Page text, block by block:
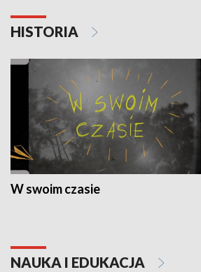
HISTORIA
W swoim czasie
NAUKA I EDUKACJA